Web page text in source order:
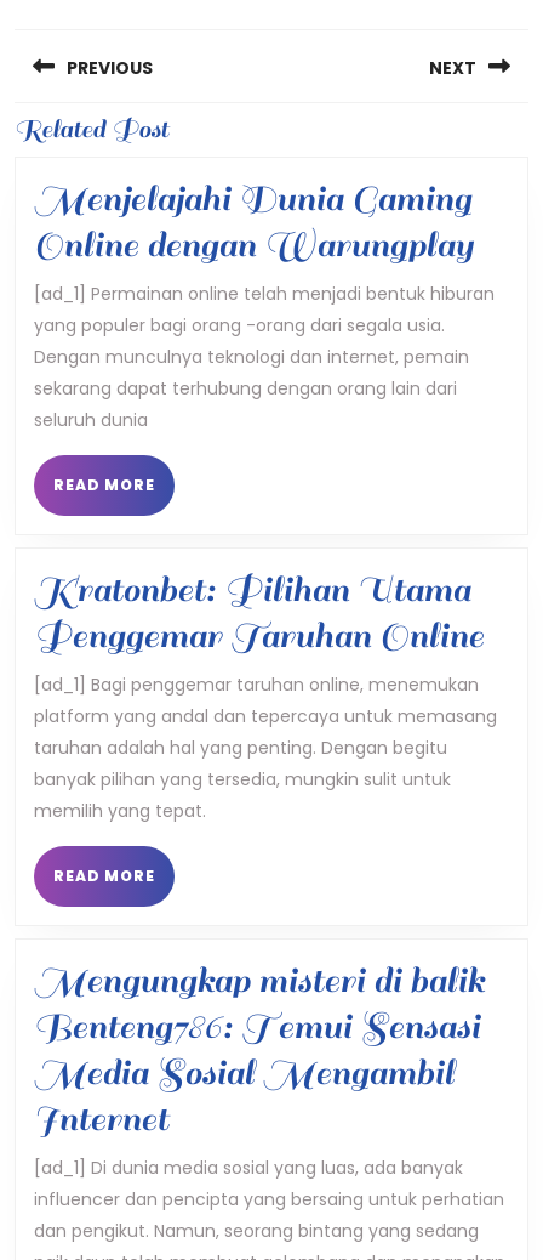
navigation
PREVIOUS
Previous
NEXT
Related Post
Menjelajahi Dunia Gaming
Online dengan Warungplay
[ad_1] Permainan online telah menjadi bentuk hiburan
yang populer bagi orang -orang dari segala usia.
Dengan munculnya teknologi dan internet, pemain
sekarang dapat terhubung dengan orang lain dari
seluruh dunia
READ MORE READ
MORE
Kratonbet: Pilihan Utama
Penggemar Taruhan Online
[ad_1] Bagi penggemar taruhan online, menemukan
platform yang andal dan tepercaya untuk memasang
taruhan adalah hal yang penting. Dengan begitu
banyak pilihan yang tersedia, mungkin sulit untuk
memilih yang tepat.
READ MORE READ
MORE
Mengungkap misteri di balik
Benteng786: Temui Sensasi
Media Sosial Mengambil
InternetMengungkap
misteri
di
[ad_1] Di dunia media sosial yang luas, ada banyak
influencer dan pencipta yang bersaing untuk perhatian
dan pengikut. Namun, seorang bintang yang sedang